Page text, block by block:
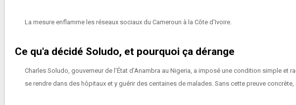
La mesure enflamme les réseaux sociaux du Cameroun à la Côte d'Ivoire.
Ce qu'a décidé Soludo, et pourquoi ça dérange
Charles Soludo, gouverneur de l'État d'Anambra au Nigeria, a imposé une condition simple et
se rendre dans des hôpitaux et y guérir des centaines de malades. Sans cette preuve